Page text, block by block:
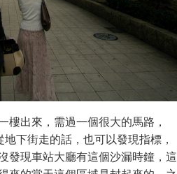
樓出來，需過一個很大的馬路，
下街走的話，也可以發現指標，
發現車站大廳有這個沙漏時鐘，這